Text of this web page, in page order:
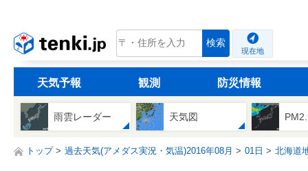
tenki.jp 検索
現在地
天気予報 観測 防災情報
雨雲レーダー 天気図
トップ 過去天気(アメダス実況・気温)2016年08月 01日 北海道